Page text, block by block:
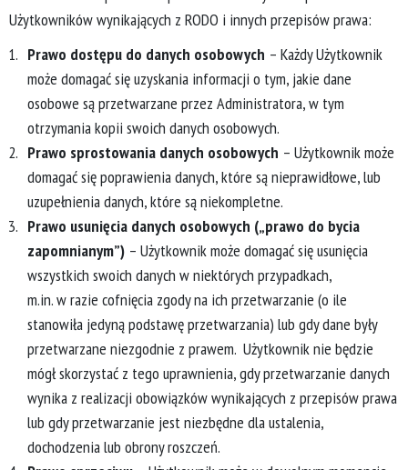
Użytkowników wynikających z RODO i innych przepisów prawa:
Prawo dostępu do danych osobowych – Każdy Użytkownik
może domagać się uzyskania informacji o tym, jakie dane
osobowe są przetwarzane przez Administratora, w tym
otrzymania kopii swoich danych osobowych.
Prawo sprostowania danych osobowych – Użytkownik może
domagać się poprawienia danych, które są nieprawidłowe, lub
uzupełnienia danych, które są niekompletne.
Prawo usunięcia danych osobowych („prawo do bycia
zapomnianym”) – Użytkownik może domagać się usunięcia
wszystkich swoich danych w niektórych przypadkach,
m.in. w razie cofnięcia zgody na ich przetwarzanie (o ile
stanowiła jedyną podstawę przetwarzania) lub gdy dane były
przetwarzane niezgodnie z prawem. Użytkownik nie będzie
mógł skorzystać z tego uprawnienia, gdy przetwarzanie danych
wynika z realizacji obowiązków wynikających z przepisów prawa
lub gdy przetwarzanie jest niezbędne dla ustalenia,
dochodzenia lub obrony roszczeń.